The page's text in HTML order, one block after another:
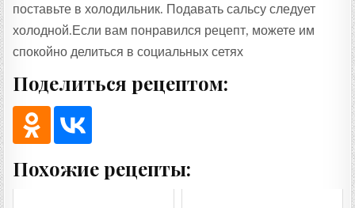
поставьте в холодильник. Подавать сальсу следует
холодной.Если вам понравился рецепт, можете им
спокойно делиться в социальных сетях
Поделиться рецептом:
Похожие рецепты: